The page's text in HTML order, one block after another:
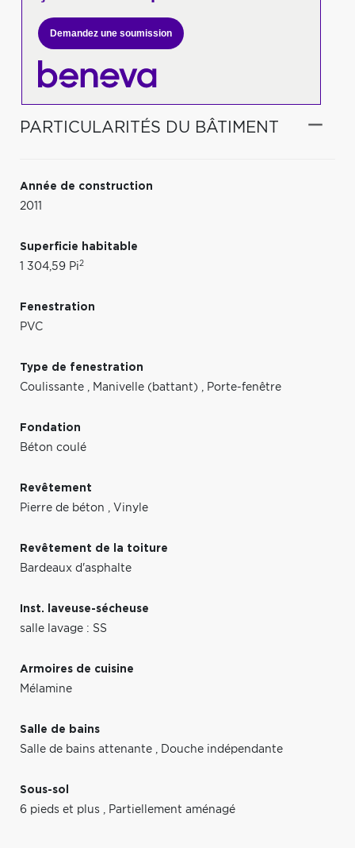
Demandez une soumission
PARTICULARITÉS DU BÂTIMENT
Année de construction
2011
Superficie habitable
1 304,59 Pi2
Fenestration
PVC
Type de fenestration
Coulissante , Manivelle (battant) , Porte-fenêtre
Fondation
Béton coulé
Revêtement
Pierre de béton , Vinyle
Revêtement de la toiture
Bardeaux d'asphalte
Inst. laveuse-sécheuse
salle lavage : SS
Armoires de cuisine
Mélamine
Salle de bains
Salle de bains attenante , Douche indépendante
Sous-sol
6 pieds et plus , Partiellement aménagé